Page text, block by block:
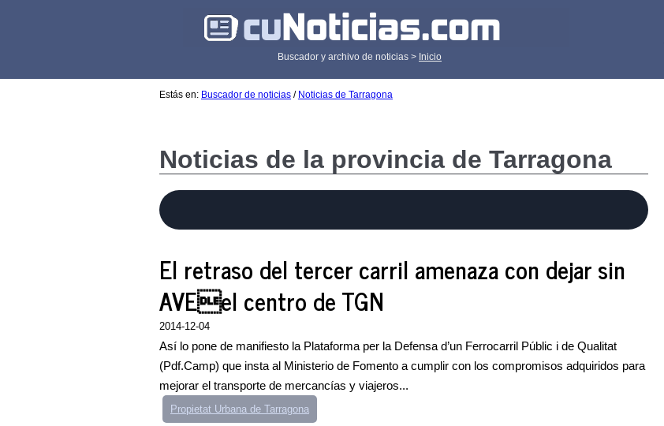
Buscador y archivo de noticias > Inicio
Estás en: Buscador de noticias / Noticias de Tarragona
Noticias de la provincia de Tarragona
El retraso del tercer carril amenaza con dejar sin
AVEel centro de TGN
2014-12-04
Así lo pone de manifiesto la Plataforma per la Defensa d’un Ferrocarril Públic i de Qualitat
(Pdf.Camp) que insta al Ministerio de Fomento a cumplir con los compromisos adquiridos para
mejorar el transporte de mercancías y viajeros...
Propietat Urbana de Tarragona